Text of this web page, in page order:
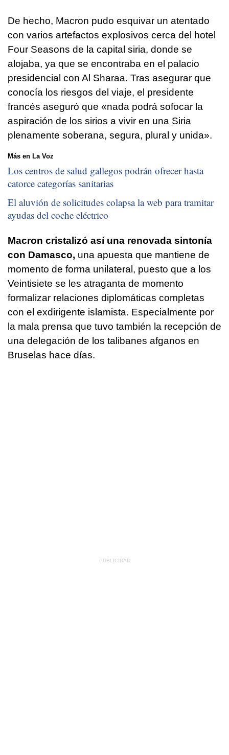
De hecho, Macron pudo esquivar un atentado
con varios artefactos explosivos cerca del hotel
Four Seasons de la capital siria, donde se
alojaba, ya que se encontraba en el palacio
presidencial con Al Sharaa. Tras asegurar que
conocía los riesgos del viaje, el presidente
francés aseguró que «nada podrá sofocar la
aspiración de los sirios a vivir en una Siria
plenamente soberana, segura, plural y unida».
Más en La Voz
Los centros de salud gallegos podrán ofrecer hasta
catorce categorías sanitarias
El aluvión de solicitudes colapsa la web para tramitar
ayudas del coche eléctrico
Macron cristalizó así una renovada sintonía
con Damasco, una apuesta que mantiene de
momento de forma unilateral, puesto que a los
Veintisiete se les atraganta de momento
formalizar relaciones diplomáticas completas
con el exdirigente islamista. Especialmente por
la mala prensa que tuvo también la recepción de
una delegación de los talibanes afganos en
Bruselas hace días.